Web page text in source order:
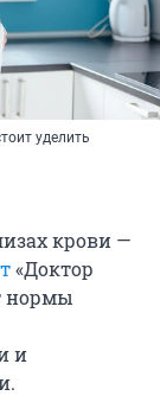
уделить
крови —
«Доктор
нормы
и